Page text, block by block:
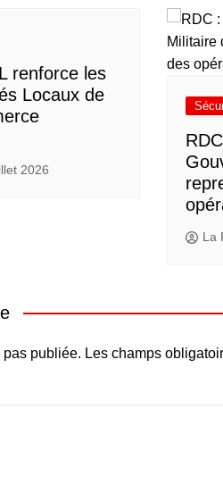
renforce les
Locaux de
2026
La
pas publiée. Les champs